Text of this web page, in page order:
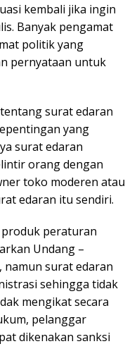
kembali jika ingin
Banyak pengamat
politik yang
pernyataan untuk
surat edaran
yang
surat edaran
orang dengan
toko moderen atau
edaran itu sendiri.
peraturan
Undang –
namun surat edaran
sehingga tidak
mengikat secara
pelanggar
dikenakan sanksi